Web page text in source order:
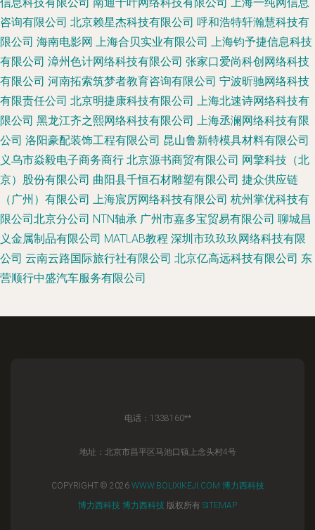
咨询有限公司 北京赖星杰科技有限公司 呼和浩特轩瀚慧科技有
限公司 海南电影网 上海合贝实业有限公司 上海钧予捷信息科技
有限公司 漳州色计网络科技有限公司 张家口爱尚科创网络科技
有限公司 河南拓索筑梦者教育咨询有限公司 宁波昕驰网络科技
有限责任公司 北京明捷康科技有限公司 上海北速诗网络科技有
限公司 黑龙江齐之熙网络科技有限公司 上海丞澜网络科技有限
公司 洛阳豪配装饰工程有限公司 昆山鲁新特模具材料有限公司
义乌市焱毅电子商务商行 北京源书商贸有限公司 网擎科技（北
京）股份有限公司 曲阳县千恒石材雕塑有限公司 捷众供应链
（广州）有限公司 上海宸厉网络科技有限公司 杭州掌优科技有
限公司北京分公司 NTN轴承 广州市嘉多宝贸易有限公司 聊城昌
义金属制品有限公司 MATLAB教程 深圳市玖玖玖网络科技有限
公司 云南云路国际旅行社有限公司 北京亿高远科技有限公司 东
营顺行中盛汽车服务有限公司
电话：1338160**
地址：北京市昌平区马池口镇上念头村4号
COPYRIGHT © 2026 WWW.BOLIXIKEJI.COM 博力西科技
博力西科技 博力西科技 版权所有 SITEMAP